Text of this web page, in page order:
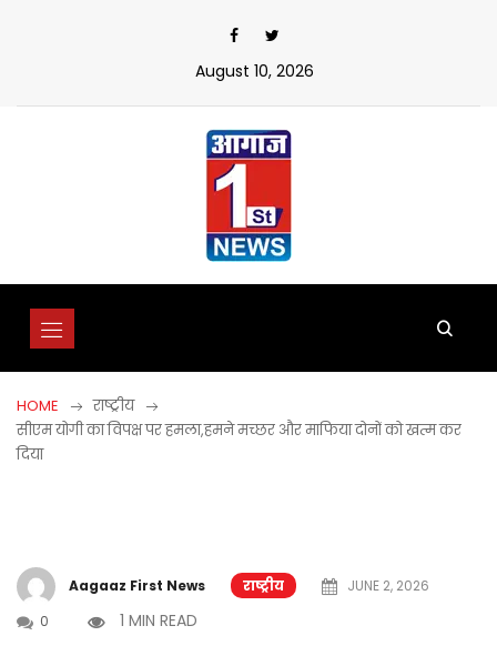
August 10, 2026
HOME
राष्ट्रीय
सीएम योगी का विपक्ष पर हमला,हमने मच्छर और माफिया दोनों को खत्म कर
दिया
Aagaaz First News राष्ट्रीय
JUNE 2, 2026
0
1 MIN READ